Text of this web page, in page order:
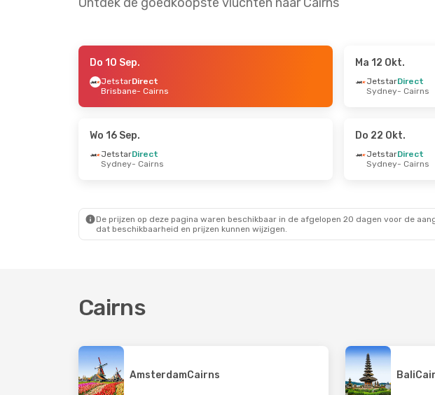
- Ma 14 Sep.
Direct
- Cairns
- Cairns
- Za 10 Okt.
- Brisbane
- Do 27 Aug.
Cairns - Brisbane
Do 10 Sep.
JetstarDirect
Brisbane- Cairns
Ma 12 Okt.
JetstarDirect
Sydney- Cairns
Wo 16 Sep.
JetstarDirect
Sydney- Cairns
Do 22 Okt.
JetstarDirect
Sydney- Cairns
De prijzen op deze pagina waren beschikbaar in de afgelopen 20 dagen voor de
dat beschikbaarheid en prijzen kunnen wijzigen.
Cairns
AmsterdamCairns Bali